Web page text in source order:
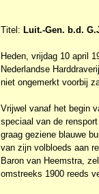
Titel: Luit.-Gen. b.d.
Heden, vrijdag 10 april
Nederlandse
niet ongemerkt voorbij
Vrijwel vanaf het begin
speciaal van de
graag geziene blauwe
van zijn volbloeds aan
Baron van Heemstra,
omstreeks 1900 reeds